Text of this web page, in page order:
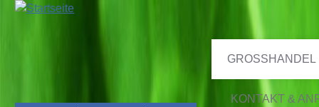
GROSSHANDEL
KONTAKT &